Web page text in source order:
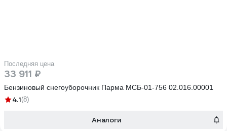
Последняя цена
33 911 ₽
Бензиновый снегоуборочник Парма МСБ-01-756 02.016.00001
4.1(8)
Аналоги